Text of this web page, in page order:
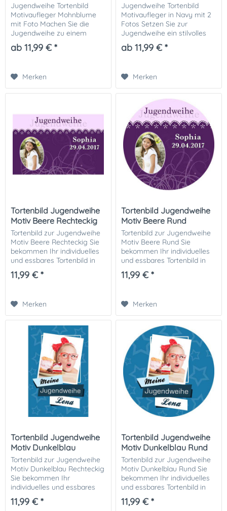
Jugendweihe Tortenbild
Motivaufleger Mohnblume
mit Foto Machen Sie die
Jugendweihe zu einem
unvergesslichen Moment mit
einem persönlichen
Motiv...
ab 11,99 € *
Merken
Jugendweihe Tortenbild
Motivaufleger in Navy mit 2
Fotos Setzen Sie zur
Jugendweihe ein stilvolles
Zeichen mit einem
individuellen Tortenbild zur
einem...
ab 11,99 € *
Merken
Tortenbild Jugendweihe
Motiv Beere Rechteckig
Tortenbild zur Jugendweihe
Motiv Beere Rechteckig Sie
bekommen Ihr individuelles
und essbares Tortenbild in
optimaler Qualität auf
Dekor-Plus Zuckerpapier
11,99 € *
Merken
Tortenbild Jugendweihe
Motiv Beere Rund
Tortenbild zur Jugendweihe
Motiv Beere Rund Sie
bekommen Ihr individuelles
und essbares Tortenbild in
optimaler Qualität auf
Dekor-Plus Zuckerpapier
11,99 € *
Merken
Tortenbild Jugendweihe
Motiv Dunkelblau
Rechteckig
Tortenbild zur Jugendweihe
Motiv Dunkelblau Rechteckig
Sie bekommen Ihr
individuelles und essbares
Tortenbild in optimaler
Qualität auf Dekor-Plus
11,99 € *
Tortenbild Jugendweihe
Motiv Dunkelblau Rund
Tortenbild zur Jugendweihe
Motiv Dunkelblau Rund Sie
bekommen Ihr individuelles
und essbares Tortenbild in
optimaler Qualität auf
Dekor-Plus Zuckerpapier
11,99 € *